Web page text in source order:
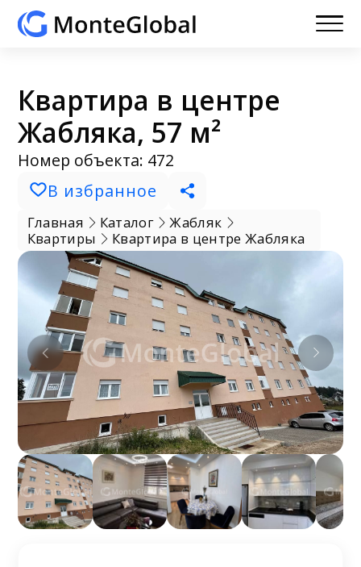
Квартира в центре
Жабляка, 57 м²
Номер объекта: 472
В избранное
Главная Каталог
Жабляк
Квартиры
Квартира в центре Жабляка